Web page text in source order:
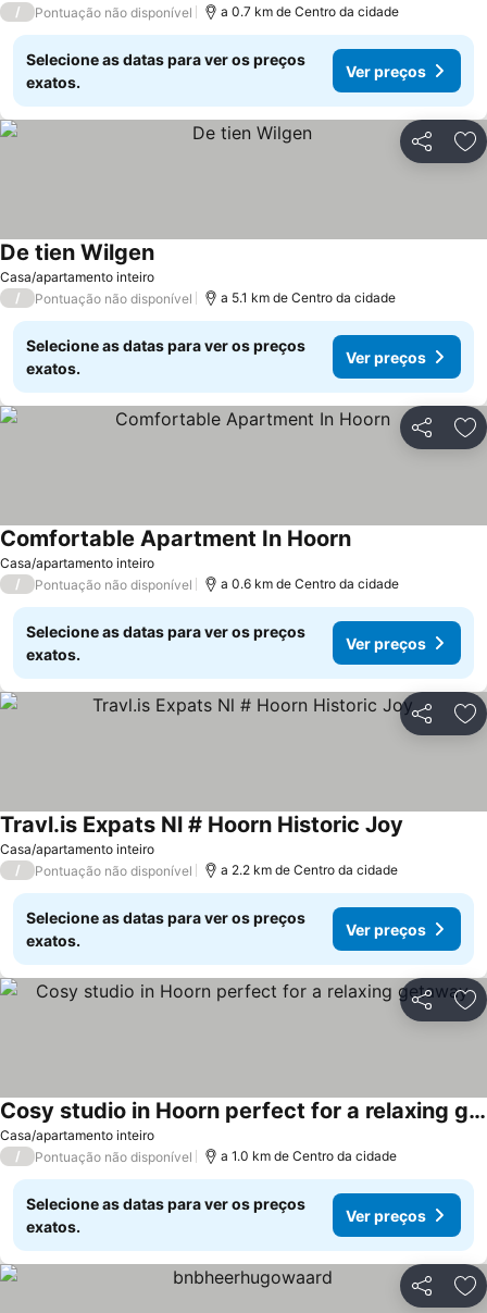
/ Pontuação não disponível a 0.7 km de Centro da cidade
Selecione as datas para ver os preços
exatos.
Ver preços
Partilhar
Casa/apartamento inteiro
De tien Wilgen
/ Pontuação não disponível a 5.1 km de Centro da cidade
Selecione as datas para ver os preços
exatos.
Ver preços
Partilhar
Casa/apartamento inteiro
Comfortable Apartment In Hoorn
/ Pontuação não disponível a 0.6 km de Centro da cidade
Selecione as datas para ver os preços
exatos.
Ver preços
Partilhar
Casa/apartamento inteiro
Travl.is Expats Nl # Hoorn Historic Joy
/ Pontuação não disponível a 2.2 km de Centro da cidade
Selecione as datas para ver os preços
exatos.
Ver preços
Partilhar
Casa/apartamento inteiro
Cosy studio in Hoorn perfect for a relaxing getaway
/ Pontuação não disponível a 1.0 km de Centro da cidade
Selecione as datas para ver os preços
exatos.
Ver preços
Partilhar